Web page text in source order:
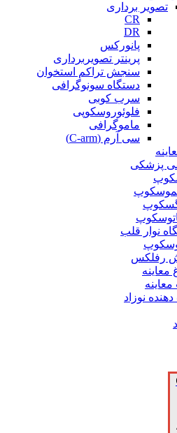
تصویر برداری
CR
DR
پانورکس
پرینتر تصویربرداری
سنجش تراکم استخوان
دستگاه سونوگرافی
سرب کوبی
فلوئوروسکوپی
ماموگرافی
سی آرم (C-arm)
پزشکی
نوار قلب
رفلکس
معاینه
نوزاد